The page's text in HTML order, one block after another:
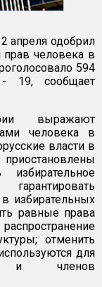
апреля одобрил
человека в
594
- 19, сообщает
выражают
человека в
власти в
избирательных
равные права
отменить
для
и членов